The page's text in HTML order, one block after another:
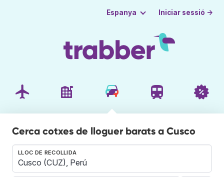
Espanya Iniciar sessió →
Cerca cotxes de lloguer barats a Cusco
LLOC DE RECOLLIDA